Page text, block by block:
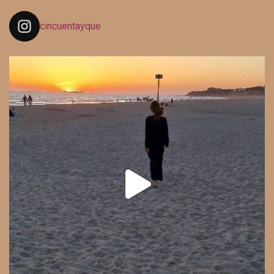
cincuentayque